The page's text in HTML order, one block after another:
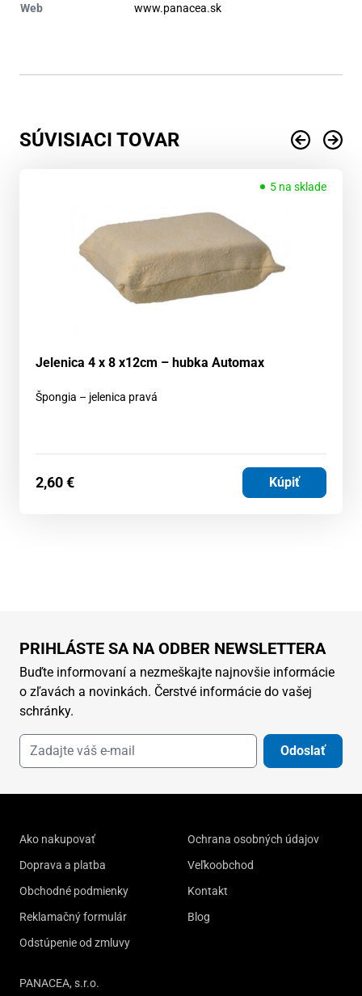
Web www.panacea.sk
SÚVISIACI TOVAR
5 na sklade
Jelenica 4 x 8 x12cm – hubka Automax
Špongia – jelenica pravá
2,60€ Kúpiť
PRIHLÁSTE SA NA ODBER NEWSLETTERA
Buďte informovaní a nezmeškajte najnovšie informácie
o zľavách a novinkách. Čerstvé informácie do vašej
schránky.
Odoslať
Ako nakupovať
Doprava a platba
Obchodné podmienky
Reklamačný formulár
Odstúpenie od zmluvy
Ochrana osobných údajov
Veľkoobchod
Kontakt
Blog
PANACEA, s.r.o.